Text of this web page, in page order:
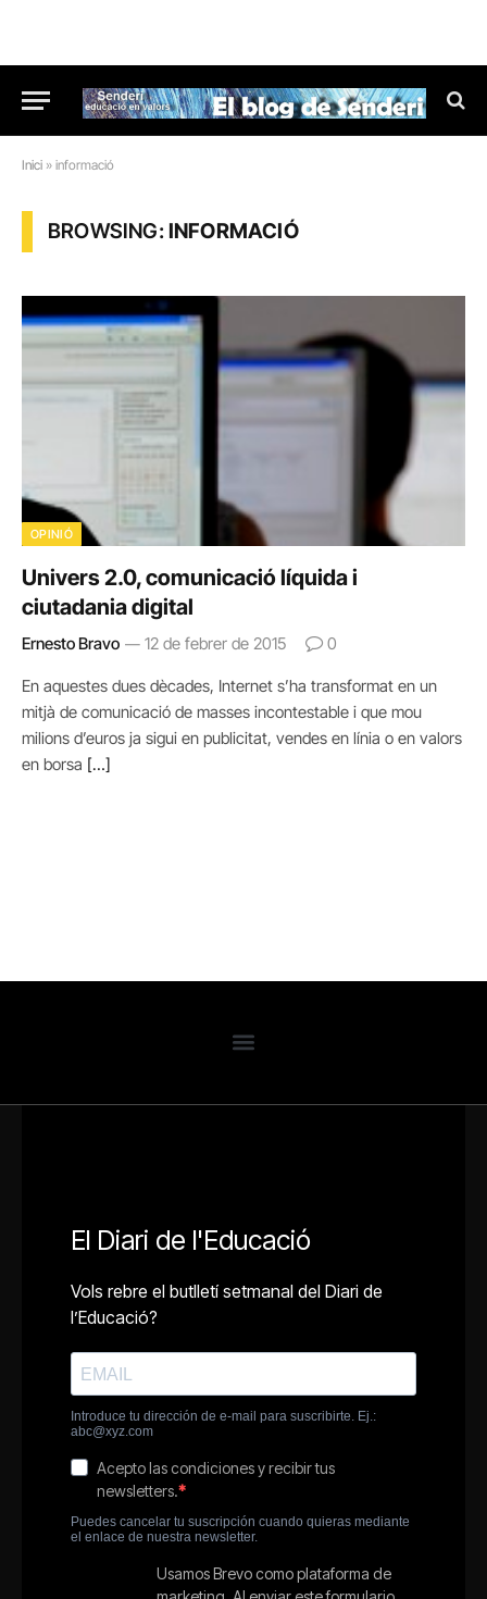
Inici » informació
BROWSING:INFORMACIÓ
OPINIÓ
Univers 2.0, comunicació líquida i
ciutadania digital
Ernesto Bravo 12 de febrer de 2015 0
En aquestes dues dècades, Internet s’ha transformat en un
mitjà de comunicació de masses incontestable i que mou
milions d’euros ja sigui en publicitat, vendes en línia o en valors
en borsa […]